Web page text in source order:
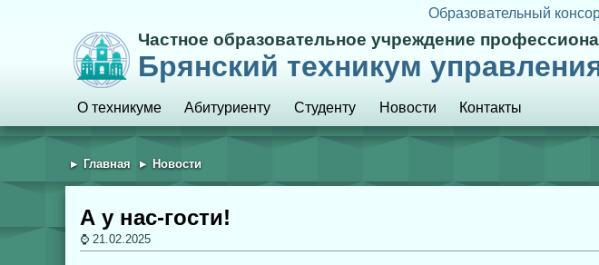
Образовательный
Частное образовательное учреждение
Брянский техникум
О техникуме Абитуриенту Студенту Новости Контакты
Главная Новости
А у нас-гости!
21.02.2025